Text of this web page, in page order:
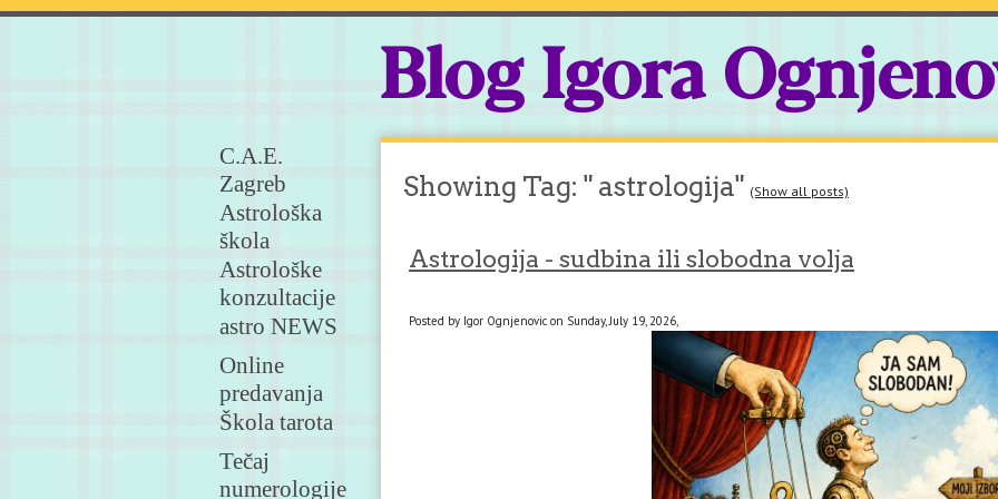
Blog Igora
C.A.E.
Zagreb
Astrološka
škola
Astrološke
konzultacije
astro NEWS
Online
predavanja
Škola tarota
Tečaj
numerologije
Showing Tag: " astrologija" (Show all posts)
Astrologija - sudbina ili slobodna volja
Posted by Igor Ognjenovic on Sunday, July 19, 2026,